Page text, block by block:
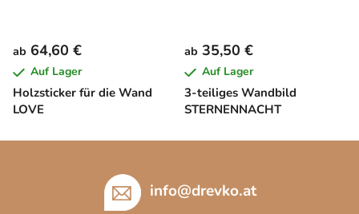
Holzsticker für die Wand
LOVE
ab 64,60 €
Auf Lager
3-teiliges Wandbild
STERNENNACHT
ab 35,50 €
Auf Lager
info@drevko.at